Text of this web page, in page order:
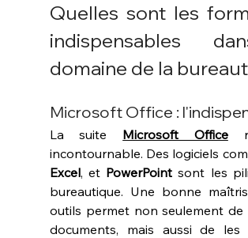
Quelles sont les
indispensables
domaine de la
Microsoft Office :
La suite Microsoft Office
incontournable. Des logiciels
Excel, et PowerPoint sont les
bureautique. Une bonne
outils permet non seulement de
documents, mais aussi de les